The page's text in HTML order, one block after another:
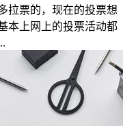
拉票的，现在的投票想
本上网上的投票活动都